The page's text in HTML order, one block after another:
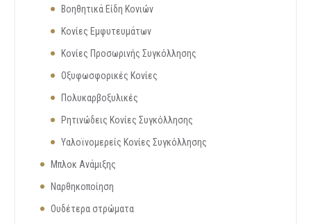
Βοηθητικά Είδη Κονιών
Κονίες Εμφυτευμάτων
Κονίες Προσωρινής Συγκόλλησης
Οξυφωσφορικές Κονίες
Πολυκαρβοξυλικές
Ρητινώδεις Κονίες Συγκόλλησης
Υαλοϊνομερείς Κονίες Συγκόλλησης
Μπλοκ Ανάμιξης
Ναρθηκοποίηση
Ουδέτερα στρώματα